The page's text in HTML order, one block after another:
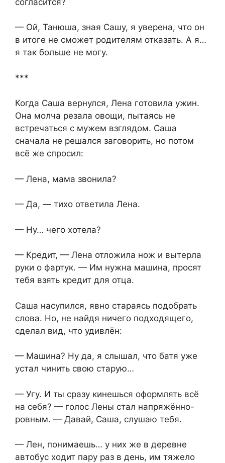
— Ой, Танюша, зная Сашу, я уверена, что он
в итоге не сможет родителям отказать. А я…
я так больше не могу.
***
Когда Саша вернулся, Лена готовила ужин.
Она молча резала овощи, пытаясь не
встречаться с мужем взглядом. Саша
сначала не решался заговорить, но потом
всё же спросил:
— Лена, мама звонила?
— Да, — тихо ответила Лена.
— Ну… чего хотела?
— Кредит, — Лена отложила нож и вытерла
руки о фартук. — Им нужна машина, просят
тебя взять кредит для отца.
Саша насупился, явно стараясь подобрать
слова. Но, не найдя ничего подходящего,
сделал вид, что удивлён:
— Машина? Ну да, я слышал, что батя уже
устал чинить свою старую…
— Угу. И ты сразу кинешься оформлять всё
на себя? — голос Лены стал напряжённо-
ровным. — Давай, Саша, слушаю тебя.
— Лен, понимаешь… у них же в деревне
автобус ходит пару раз в день, им тяжело